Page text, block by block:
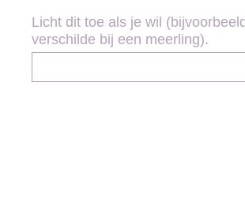
Licht dit toe als je wil
verschilde bij een meerling).